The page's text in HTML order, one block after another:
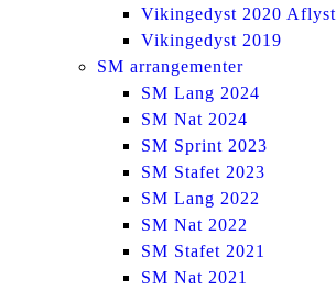
Vikingedyst 2020 Aflyst
Vikingedyst 2019
SM arrangementer
SM Lang 2024
SM Nat 2024
SM Sprint 2023
SM Stafet 2023
SM Lang 2022
SM Nat 2022
SM Stafet 2021
SM Nat 2021